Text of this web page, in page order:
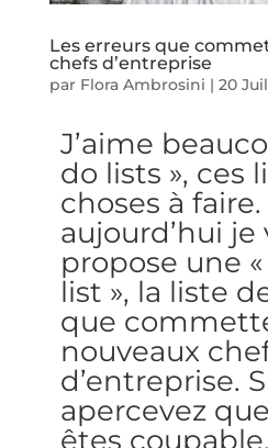
Les erreurs que
chefs d’entreprise
par Flora Ambrosini | 20
J’aime
do lists », ces
choses à
aujourd’hui je
propose une
list », la liste
que
nouveaux
d’entreprise.
apercevez
êtes